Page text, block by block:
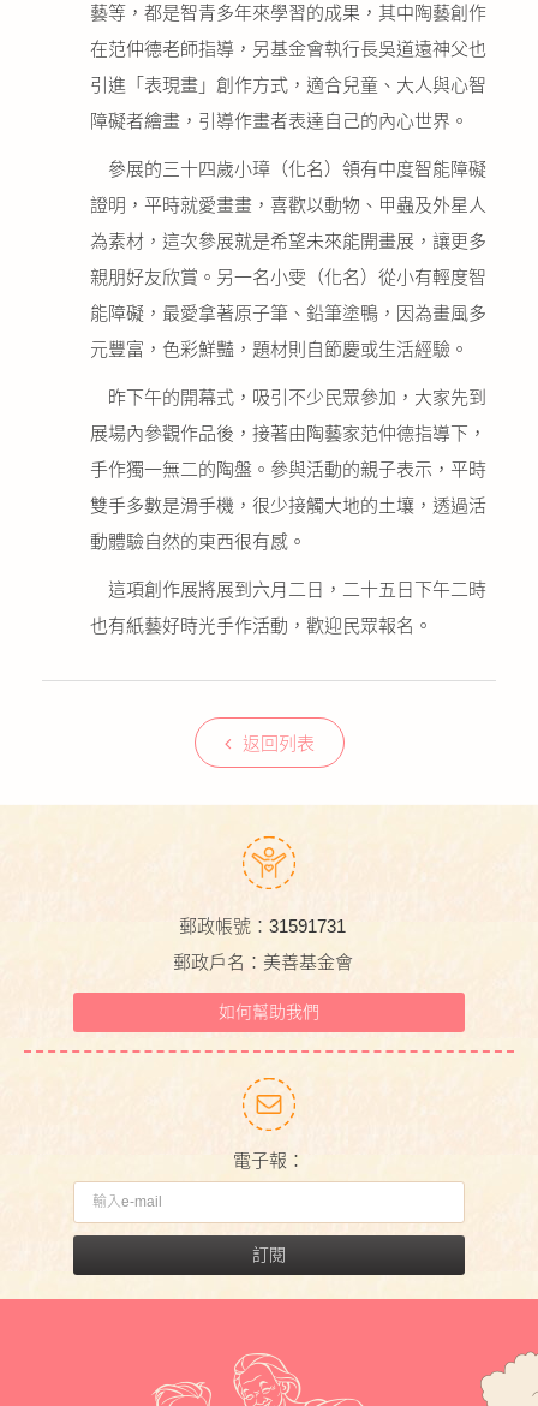
網站地圖
藝等，都是智青多年來學習的成果，其中陶藝創作
在范仲德老師指導，另基金會執行長吳道遠神父也
引進「表現畫」創作方式，適合兒童、大人與心智
障礙者繪畫，引導作畫者表達自己的內心世界。
參展的三十四歲小璋（化名）領有中度智能障礙
證明，平時就愛畫畫，喜歡以動物、甲蟲及外星人
為素材，這次參展就是希望未來能開畫展，讓更多
親朋好友欣賞。另一名小雯（化名）從小有輕度智
能障礙，最愛拿著原子筆、鉛筆塗鴨，因為畫風多
元豐富，色彩鮮豔，題材則自節慶或生活經驗。
昨下午的開幕式，吸引不少民眾參加，大家先到
展場內參觀作品後，接著由陶藝家范仲德指導下，
手作獨一無二的陶盤。參與活動的親子表示，平時
雙手多數是滑手機，很少接觸大地的土壤，透過活
動體驗自然的東西很有感。
這項創作展將展到六月二日，二十五日下午二時
也有紙藝好時光手作活動，歡迎民眾報名。
返回列表
郵政帳號：31591731
郵政戶名：美善基金會
如何幫助我們
電子報：
訂閱